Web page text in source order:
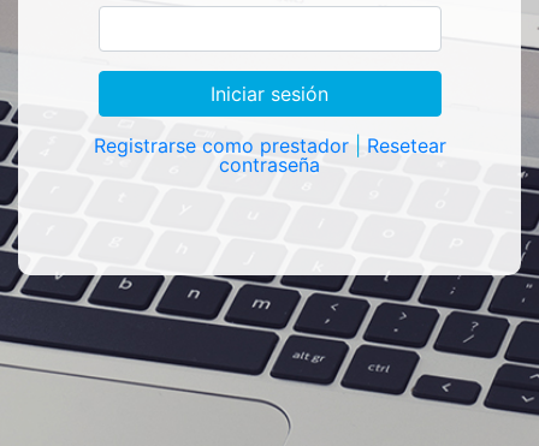
Registrarse como prestador| Resetear
contraseña